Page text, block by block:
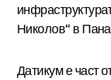
Николов“ в
Датикум е част